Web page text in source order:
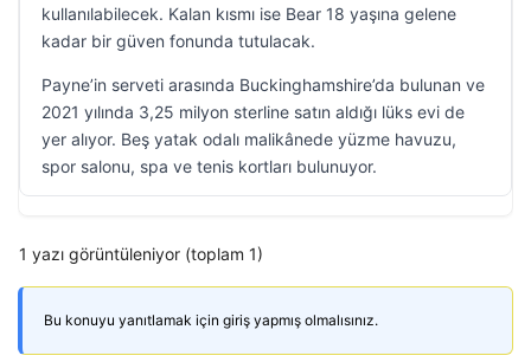
kullanılabilecek. Kalan kısmı ise Bear 18 yaşına gelene
kadar bir güven fonunda tutulacak.
Payne’in serveti arasında Buckinghamshire’da bulunan ve
2021 yılında 3,25 milyon sterline satın aldığı lüks evi de
yer alıyor. Beş yatak odalı malikânede yüzme havuzu,
spor salonu, spa ve tenis kortları bulunuyor.
1 yazı görüntüleniyor (toplam 1)
Bu konuyu yanıtlamak için giriş yapmış olmalısınız.